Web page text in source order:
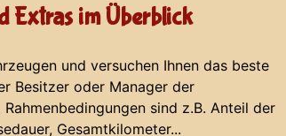
Extras im Überblick
und versuchen Ihnen das beste
Besitzer oder Manager der
sind z.B. Anteil der
Gesamtkilometer...